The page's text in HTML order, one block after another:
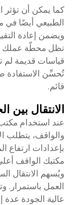
كما يمكن أن تؤثر
الطبيعي أيضًا في
ويضمن إعادة
تظل محطّة عملك
قياسات قديمة لم
تُحسِّن الاستفادة
قائم.
الانتقال
عند استخدام
والواقف، يتطلب
بإعدادات ارتفاع
مكتبك الواقف
ويُسهم الانتقال
العمل باستمرار.
عالية الجودة عدة